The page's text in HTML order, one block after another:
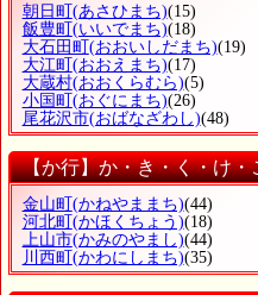
朝日町(あさひまち)(15)
飯豊町(いいでまち)(18)
大石田町(おおいしだまち)
大江町(おおえまち)(17)
大蔵村(おおくらむら)(5)
小国町(おぐにまち)(26)
尾花沢市(おばなざわし)(48)
【か行】か・き・く・け・
金山町 (かねやままち)(44)
河北町 (かほくちょう)(18)
上山市(かみのやまし)(44)
川西町 (かわにしまち)(35)